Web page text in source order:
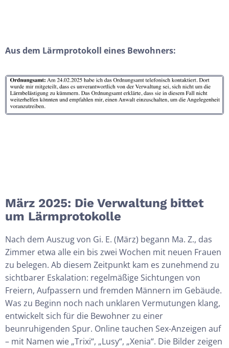
Aus dem Lärmprotokoll eines Bewohners:
März 2025: Die Verwaltung bittet
um Lärmprotokolle
Nach dem Auszug von Gi. E. (März) begann Ma. Z., das
Zimmer etwa alle ein bis zwei Wochen mit neuen Frauen
zu belegen. Ab diesem Zeitpunkt kam es zunehmend zu
sichtbarer Eskalation: regelmäßige Sichtungen von
Freiern, Aufpassern und fremden Männern im Gebäude.
Was zu Beginn noch nach unklaren Vermutungen klang,
entwickelt sich für die Bewohner zu einer
beunruhigenden Spur. Online tauchen Sex-Anzeigen auf
– mit Namen wie „Trixi“, „Lusy“, „Xenia“. Die Bilder zeigen